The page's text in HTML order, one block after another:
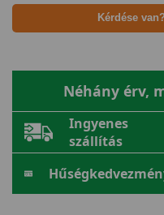
Kérdése
Néhány érv,
Ingyenes
szállítás